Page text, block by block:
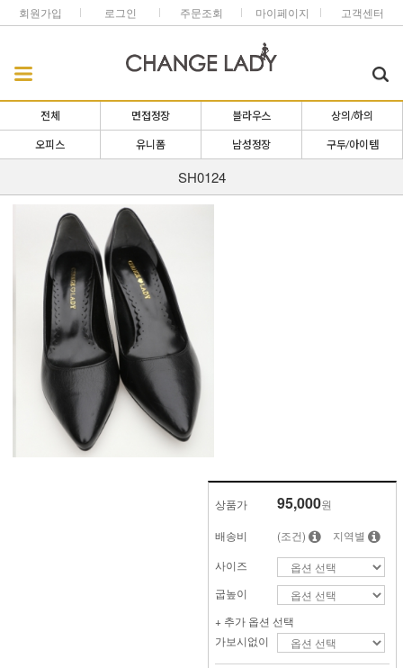
회원가입 로그인 주문조회 마이페이지 고객센터
전체 면접정장 블라우스 상의/하의
오피스 유니폼 남성정장 구두/아이템
SH0124
상품가 95,000원
배송비 (조건)
지역별
사이즈
굽높이
+ 추가 옵션 선택
가보시없이